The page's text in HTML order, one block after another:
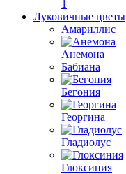
1
Луковичные цветы
Амариллис
Анемона
Бабиана
Бегония
Георгина
Гладиолус
Глоксиния